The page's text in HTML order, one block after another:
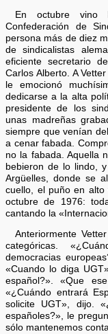
En octubre vino
Confederación de
persona más de diez
de sindicalistas
eficiente secretario
Carlos Alberto. A
le emocionó
dedicarse a la alta
presidente de los
unas madreñas
siempre que venían
a cenar fabada.
no la fabada. Aquella
bebieron de lo lindo,
Argüelles, donde se
cuello, el puño en
octubre de 1976:
cantando la
Anteriormente
categóricas.
democracias
«Cuando lo diga
español?». «Que
«¿Cuándo entrará
solicite UGT», dijo.
españoles?», le
sólo mantenemos